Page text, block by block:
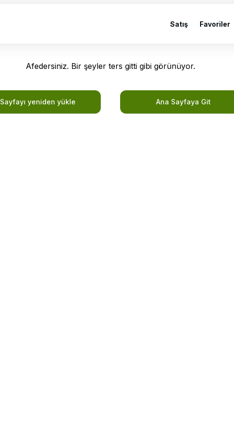
Satış Favoriler
Afedersiniz. Bir şeyler ters gitti gibi görünüyor.
Sayfayı yeniden yükle Ana Sayfaya Git